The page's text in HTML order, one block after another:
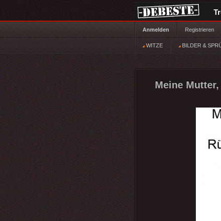
Anmelden Registrieren
WITZE BILDER &
Meine